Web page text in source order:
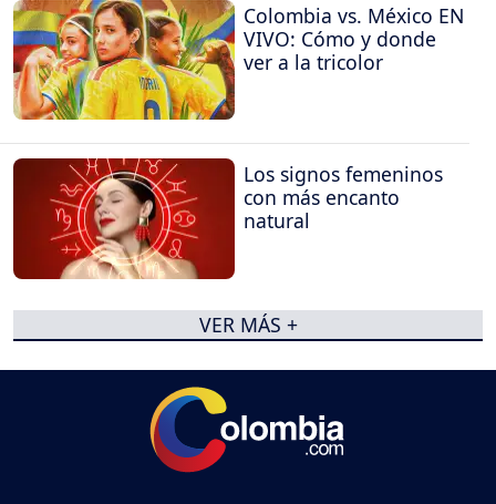
Colombia vs. México EN
VIVO: Cómo y donde
ver a la tricolor
Los signos femeninos
con más encanto
natural
VER MÁS +